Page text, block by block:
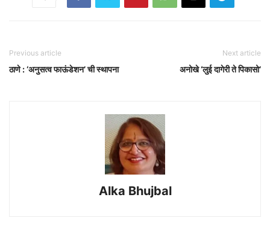
Previous article
ठाणे : ‘अनुसत्व फाऊंडेशन’ ची स्थापना
Next article
अनोखे ‘लुई दागेरी ते पिकासो’
Alka Bhujbal